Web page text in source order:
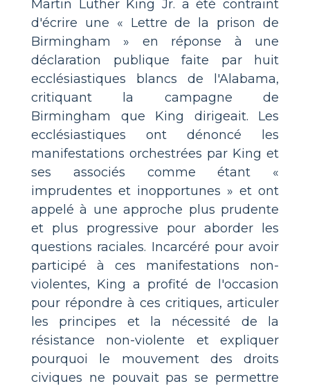
Martin Luther King Jr. a été contraint
d'écrire une « Lettre de la prison de
Birmingham » en réponse à une
déclaration publique faite par huit
ecclésiastiques blancs de l'Alabama,
critiquant la campagne de
Birmingham que King dirigeait. Les
ecclésiastiques ont dénoncé les
manifestations orchestrées par King et
ses associés comme étant «
imprudentes et inopportunes » et ont
appelé à une approche plus prudente
et plus progressive pour aborder les
questions raciales. Incarcéré pour avoir
participé à ces manifestations non-
violentes, King a profité de l'occasion
pour répondre à ces critiques, articuler
les principes et la nécessité de la
résistance non-violente et expliquer
pourquoi le mouvement des droits
civiques ne pouvait pas se permettre